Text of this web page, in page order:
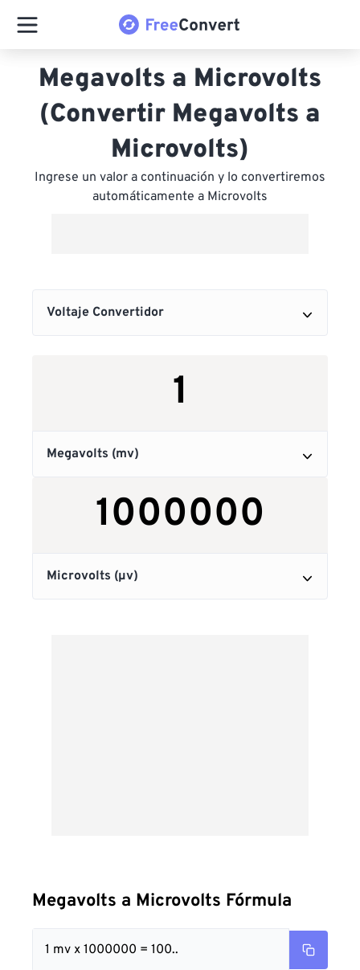
Megavolts a Microvolts
(Convertir Megavolts a
Microvolts)
Ingrese un valor a continuación y lo convertiremos
automáticamente a Microvolts
Megavolts a Microvolts Fórmula
1 mv x 1000000 = 100..